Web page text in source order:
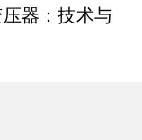
器：技术与